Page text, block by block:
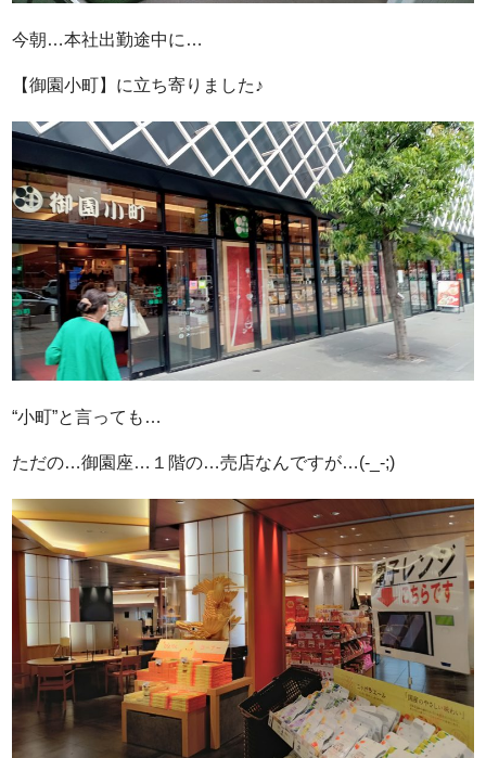
今朝…本社出勤途中に…
【御園小町】に立ち寄りました♪
“小町”と言っても…
ただの…御園座…１階の…売店なんですが…(-_-;)